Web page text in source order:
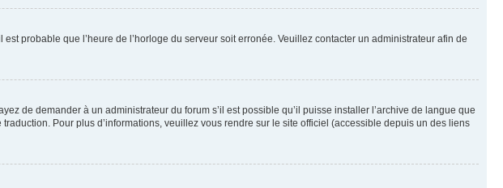
probable que l’heure de l’horloge du serveur soit erronée. Veuillez contacter un administrateur afin de
de demander à un administrateur du forum s’il est possible qu’il puisse installer l’archive de langue que
Pour plus d’informations, veuillez vous rendre sur le site officiel (accessible depuis un des liens